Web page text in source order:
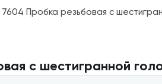
7604 Пробка резьбовая с
с шестигранной